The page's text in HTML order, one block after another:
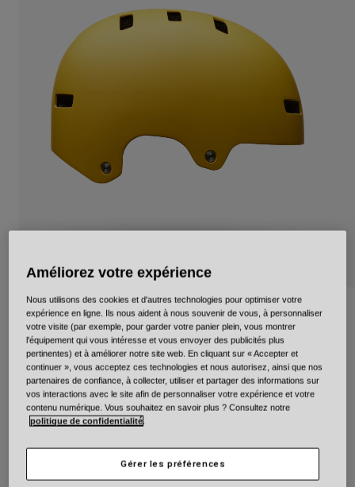
Jet
Voir tout
Intégrales
Urbain
Pièces détachées
Local Solid
Article n°33958
Price reduced from
54,95 €to38,46 € 30% OFF
Couleur -Jaune
Améliorez votre expérience
Nous utilisons des cookies et d'autres technologies pour optimiser votre
expérience en ligne. Ils nous aident à nous souvenir de vous, à personnaliser
votre visite (par exemple, pour garder votre panier plein, vous montrer
l'équipement qui vous intéresse et vous envoyer des publicités plus
pertinentes) et à améliorer notre site web. En cliquant sur « Accepter et
continuer », vous acceptez ces technologies et nous autorisez, ainsi que nos
partenaires de confiance, à collecter, utiliser et partager des informations sur
vos interactions avec le site afin de personnaliser votre expérience et votre
contenu numérique. Vous souhaitez en savoir plus ? Consultez notre
politique de confidentialité
Gérer les préférences